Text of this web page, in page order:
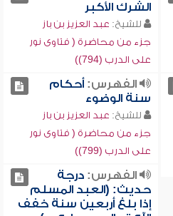
الشرك الأكبر
للشيخ: عبد العزيز بن باز
جزء من محاضرة ( فتاوى نور
على الدرب (794))
الفهرس:أحكام
سنة الوضوء
للشيخ: عبد العزيز بن باز
جزء من محاضرة ( فتاوى نور
على الدرب (799))
الفهرس:درجة
حديث: (العبد المسلم
إذا بلغ أربعين سنة خفف